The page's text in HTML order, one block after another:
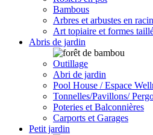
Bambous
Arbres et arbustes en
Art topiaire et formes
Abris de jardin
Outillage
Abri de jardin
Pool House / Espace
Tonnelles/Pavillons/
Poteries et Balconnières
Carports et Garages
Petit jardin